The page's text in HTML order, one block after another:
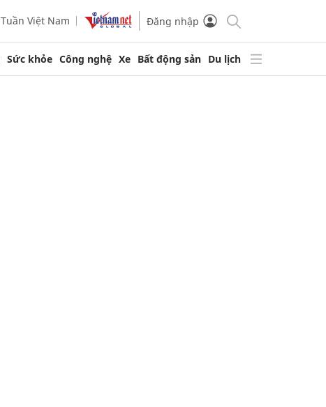
Tuần Việt Nam Đăng nhập
Sức khỏe Công nghệ Xe Bất động sản Du lịch